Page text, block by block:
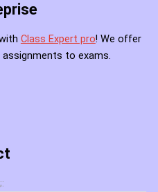
Class Expert pro! We offer
to exams.